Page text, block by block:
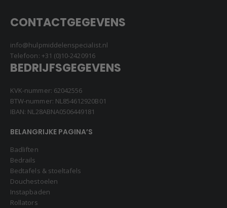
CONTACTGEGEVENS
info@hulpmiddelenspecialist.nl
Telefoon: +31 (0)10-2420916
BEDRIJFSGEGEVENS
KVK-nummer: 62042556
BTW-nummer: NL854612920B01
IBAN: NL28ABNA0506449181
BELANGRIJKE PAGINA’S
Badliften
Bedrails
Bedtafels & stoeltafels
Douchestoelen
Instapbaden
Rollators